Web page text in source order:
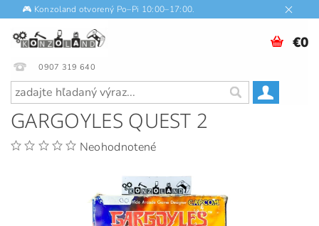
🎮 Konzoland otvorený Po–Pi 10:00–17:00.
0907 319 640
€0
GARGOYLES QUEST 2
Neohodnotené